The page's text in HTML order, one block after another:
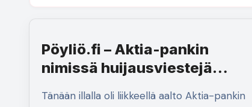
Pöyliö.fi – Aktia-pankin
nimissä huijausviestejä
Tänään illalla oli liikkeellä aalto Aktia-pankin